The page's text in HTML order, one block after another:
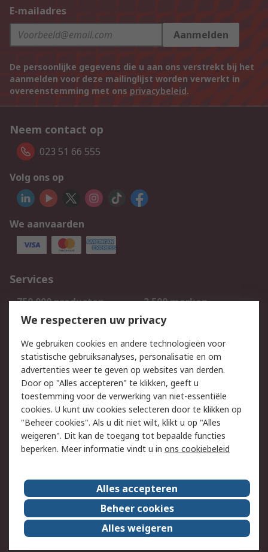
E-mailadres
Aanmelden
De persoonlijke gegevens die u aan ons verstrekt bij het
aanmelden voor deze mailinglijst worden verwerkt in
overeenstemming met ons privacybeleid.
Neem contact op
023 51 66 555
Volg ons op
We aanvaarden
Services
750.000 producten
2.500 merken
Bestellen
Inkoopoplossingen
Track & Trace
Wettelijk
Cookiebeleid
Email veiligheid
Privacybeleid
Websitevoorwaarden
Algemene
verkoopvoorwaarden
Over RS
RS Group
Over ons
RS wereldwijd
Werken bij RS
ESG
We respecteren uw privacy
We gebruiken cookies en andere technologieën voor
statistische gebruiksanalyses, personalisatie en om
advertenties weer te geven op websites van derden.
Door op "Alles accepteren" te klikken, geeft u
toestemming voor de verwerking van niet-essentiële
cookies. U kunt uw cookies selecteren door te klikken op
"Beheer cookies". Als u dit niet wilt, klikt u op "Alles
weigeren". Dit kan de toegang tot bepaalde functies
beperken. Meer informatie vindt u in ons cookiebeleid
Alles accepteren
Beheer cookies
Alles weigeren